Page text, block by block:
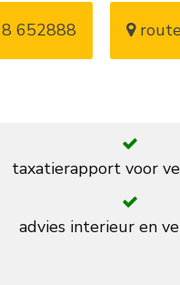
652888
taxatierapport voor
advies interieur en